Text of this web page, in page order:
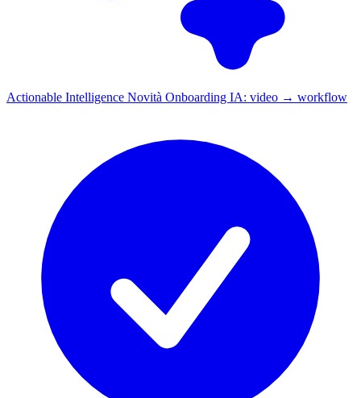
Actionable Intelligence Novità Onboarding IA: video → workflow